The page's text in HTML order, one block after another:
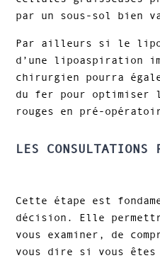
par un sous-sol bien
Par ailleurs si le
d’une lipoaspiration
chirurgien pourra
du fer pour optimiser
rouges en pré-
LES CONSULTATIONS
Cette étape est
décision. Elle
vous examiner, de
vous dire si vous êtes